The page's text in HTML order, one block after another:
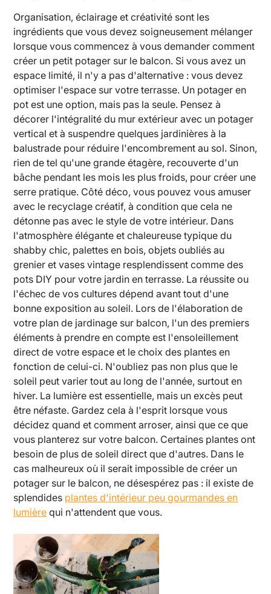
Organisation, éclairage et créativité sont les
ingrédients que vous devez soigneusement mélanger
lorsque vous commencez à vous demander comment
créer un petit potager sur le balcon. Si vous avez un
espace limité, il n'y a pas d'alternative : vous devez
optimiser l'espace sur votre terrasse. Un potager en
pot est une option, mais pas la seule. Pensez à
décorer l'intégralité du mur extérieur avec un potager
vertical et à suspendre quelques jardinières à la
balustrade pour réduire l'encombrement au sol. Sinon,
rien de tel qu'une grande étagère, recouverte d'un
bâche pendant les mois les plus froids, pour créer une
serre pratique. Côté déco, vous pouvez vous amuser
avec le recyclage créatif, à condition que cela ne
détonne pas avec le style de votre intérieur. Dans
l'atmosphère élégante et chaleureuse typique du
shabby chic, palettes en bois, objets oubliés au
grenier et vases vintage resplendissent comme des
pots DIY pour votre jardin en terrasse. La réussite ou
l'échec de vos cultures dépend avant tout d'une
bonne exposition au soleil. Lors de l'élaboration de
votre plan de jardinage sur balcon, l'un des premiers
éléments à prendre en compte est l'ensoleillement
direct de votre espace et le choix des plantes en
fonction de celui-ci. N'oubliez pas non plus que le
soleil peut varier tout au long de l'année, surtout en
hiver. La lumière est essentielle, mais un excès peut
être néfaste. Gardez cela à l'esprit lorsque vous
décidez quand et comment arroser, ainsi que ce que
vous planterez sur votre balcon. Certaines plantes ont
besoin de plus de soleil direct que d'autres. Dans le
cas malheureux où il serait impossible de créer un
potager sur le balcon, ne désespérez pas : il existe de
splendides plantes d'intérieur peu gourmandes en
lumière qui n'attendent que vous.